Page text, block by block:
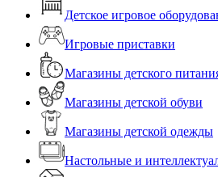
Детское игровое
Игровые приставки
Магазины детского
Магазины детской обуви
Магазины детской одежды
Настольные и